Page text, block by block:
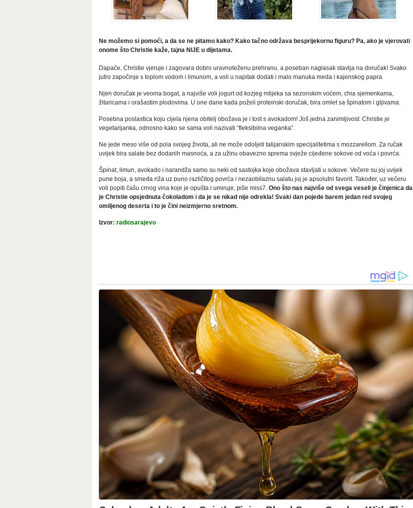
Ne možemo si pomoći, a da se ne pitamo kako? Kako tačno održava besprijekornu figuru? Pa, ako je vjerovati
onome što Christie kaže, tajna NIJE u dijetama.
Dapače, Christie vjeruje i zagovara dobro uravnoteženu prehranu, a poseban naglasak stavlja na doručak! Svako
jutro započinje s toplom vodom i limunom, a voli u napitak dodati i malo manuka meda i kajenskog papra.
Njen doručak je veoma bogat, a najviše voli jogurt od kozjeg mlijeka sa sezonskim voćem, chia sjemenkama,
žitaricama i orašastim plodovima. U one dane kada poželi proteinski doručak, bira omlet sa špinatom i gljivama.
Posebna poslastica koju cijela njena obitelj obožava je i tost s avokadom! Još jedna zanimljivost: Christie je
vegetarijanka, odnosno kako se sama voli nazivati “fleksibilna veganka”.
Ne jede meso više od pola svojeg života, ali ne može odoljeti talijanskim specijalitetima s mozzarellom. Za ručak
uvijek bira salate bez dodanih masnoća, a za užinu obavezno sprema svježe cijeđene sokove od voća i povrća.
Špinat, limun, avokado i narandža samo su neki od sastojka koje obožava stavljati u sokove. Večere su joj uvijek
pune boja, a smeđa riža uz puno različitog povrća i nezaobilaznu salatu joj je apsolutni favorit. Također, uz večeru
voli popiti čašu crnog vina koje je opušta i umiruje, piše miss7. Ono što nas najviše od svega veseli je činjenica da
je Christie opsjednuta čokoladom i da je se nikad nije odrekla! Svaki dan pojede barem jedan red svojeg
omiljenog deserta i to je čini neizmjerno sretnom.
Izvor: radiosarajevo